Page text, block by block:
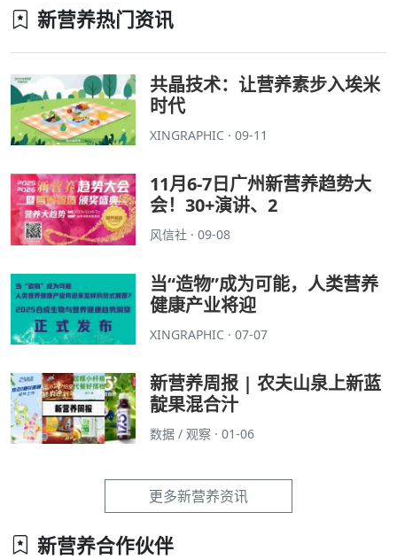
新营养热门资讯
共晶技术：让营养素步入埃米
时代
XINGRAPHIC · 09-11
11月6-7日广州新营养趋势大
会！30+演讲、2
风信社 · 09-08
当“造物”成为可能，人类营养
健康产业将迎
XINGRAPHIC · 07-07
新营养周报 | 农夫山泉上新蓝
靛果混合汁
数据 / 观察 · 01-06
更多新营养资讯
新营养合作伙伴